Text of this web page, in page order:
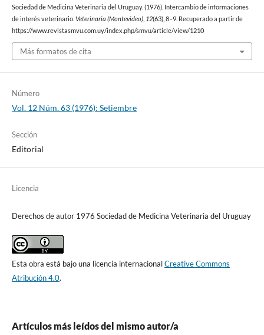
Sociedad de Medicina Veterinaria del Uruguay. (1976). Intercambio de informaciones
de interés veterinario. Veterinaria (Montevideo), 12(63), 8–9. Recuperado a partir de
https://www.revistasmvu.com.uy/index.php/smvu/article/view/1210
Más formatos de cita
Número
Vol. 12 Núm. 63 (1976): Setiembre
Sección
Editorial
Licencia
Derechos de autor 1976 Sociedad de Medicina Veterinaria del Uruguay
Esta obra está bajo una licencia internacionalCreative Commons
Atribución 4.0.
Artículos más leídos del mismo autor/a